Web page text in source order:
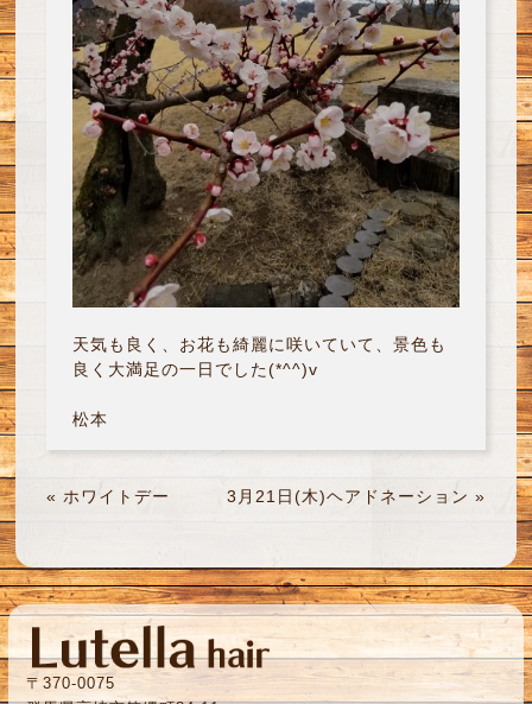
天気も良く、お花も綺麗に咲いていて、景色も
良く大満足の一日でした(*^^)v
松本
« ホワイトデー 3月21日(木)ヘアドネーション »
〒370-0075